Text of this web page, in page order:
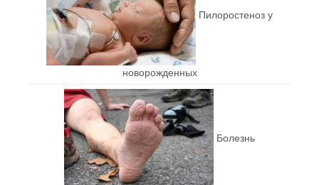
Пилоростеноз у
новорожденных
Болезнь